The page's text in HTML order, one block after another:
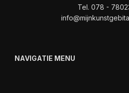
Tel. 078 -
NAVIGATIE MENU